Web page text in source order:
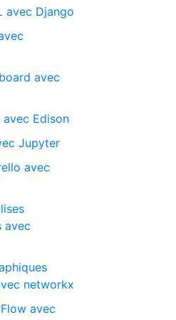
avec Django
avec
avec Edison
Jupyter
avec
avec
networkx
avec